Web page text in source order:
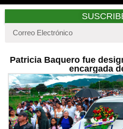
Patricia Baquero fue
encargada